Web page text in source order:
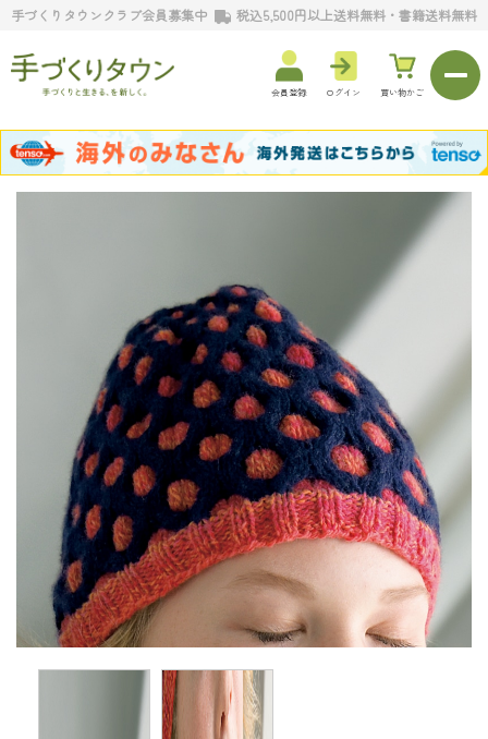
手づくりタウンクラブ会員募集中 税込5,500円以上送料無料・書籍送料無料
会員登録 ログイン 買い物かご